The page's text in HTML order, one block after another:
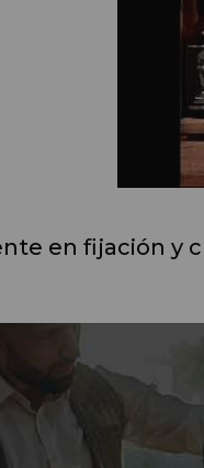
en fijación y